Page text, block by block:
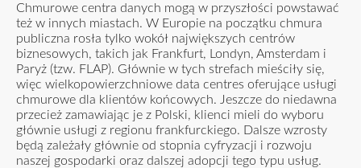
Chmurowe centra danych mogą w przyszłości powstawać
też w innych miastach. W Europie na początku chmura
publiczna rosła tylko wokół największych centrów
biznesowych, takich jak Frankfurt, Londyn, Amsterdam i
Paryż (tzw. FLAP). Głównie w tych strefach mieściły się,
więc wielkopowierzchniowe data centres oferujące usługi
chmurowe dla klientów końcowych. Jeszcze do niedawna
przecież zamawiając je z Polski, klienci mieli do wyboru
głównie usługi z regionu frankfurckiego. Dalsze wzrosty
będą zależały głównie od stopnia cyfryzacji i rozwoju
naszej gospodarki oraz dalszej adopcji tego typu usług.